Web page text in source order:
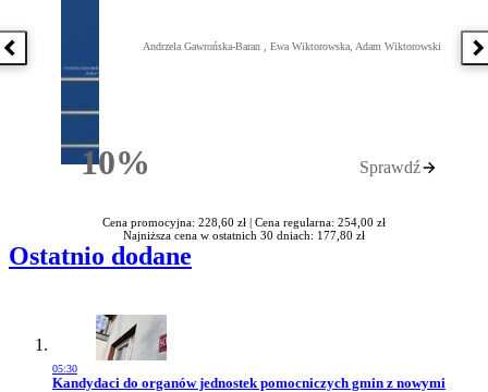
Poprzednia książka
10%Rabatu
Andrzela Gawrońska-Baran , Ewa Wiktorowska, Adam Wiktorowski
Sprawdź
Cena promocyjna: 228,60 zł | Cena regularna: 254,00 zł
Najniższa cena w ostatnich 30 dniach: 177,80 zł
Ostatnio dodane
05:30
Przejdź do artykułu:
Kandydaci do organów jednostek pomocniczych gmin z nowymi